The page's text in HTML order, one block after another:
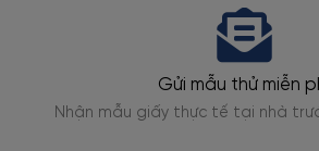
Gửi mẫu thử miễn
Nhận mẫu giấy thực tế tại nhà